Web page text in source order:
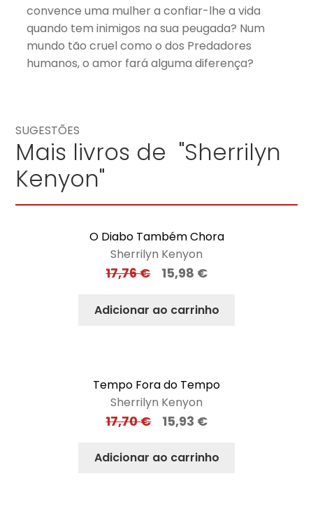
convence uma mulher a confiar-lhe a vida
quando tem inimigos na sua peugada? Num
mundo tão cruel como o dos Predadores
humanos, o amor fará alguma diferença?
SUGESTÕES
Mais livros de "Sherrilyn
Kenyon"
O Diabo Também Chora
Sherrilyn Kenyon
17,76€ 15,98 €
Adicionar ao carrinho
Tempo Fora do Tempo
Sherrilyn Kenyon
17,70€ 15,93 €
Adicionar ao carrinho